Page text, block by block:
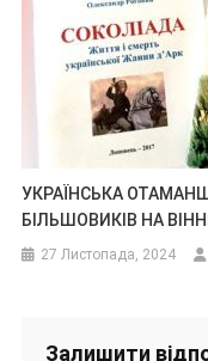
УКРАЇНСЬКА
БІЛЬШОВИКІВ НА
27 Листопада, 2024
Залишити